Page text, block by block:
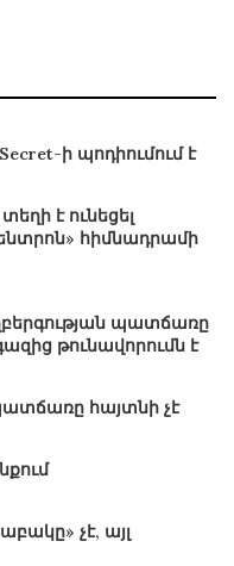
ի պոդիումում է
է ունեցել
հիմնադրամի
պատճառը
թունավորումն է
հայտնի չէ
չէ, այլ